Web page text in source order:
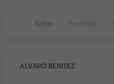
Sobre Portfolio
ALVARO BENITEZ